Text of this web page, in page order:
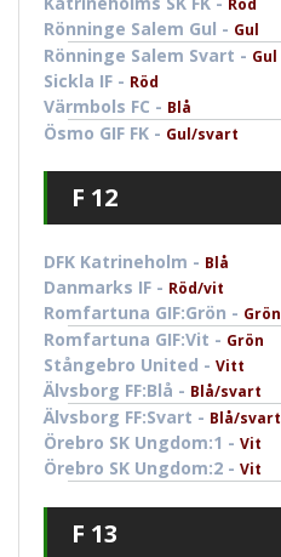
Röd
Rönninge Salem Gul - Gul
Rönninge Salem Svart - Gul
Sickla IF - Röd
Värmbols FC - Blå
Ösmo GIF FK - Gul/svart
F 12
DFK Katrineholm - Blå
Danmarks IF - Röd/vit
Romfartuna GIF:Grön - Grön
Romfartuna GIF:Vit - Grön
Stångebro United - Vitt
Älvsborg FF:Blå - Blå/svart
Älvsborg FF:Svart - Blå/svart
Örebro SK Ungdom:1 - Vit
Örebro SK Ungdom:2 - Vit
F 13